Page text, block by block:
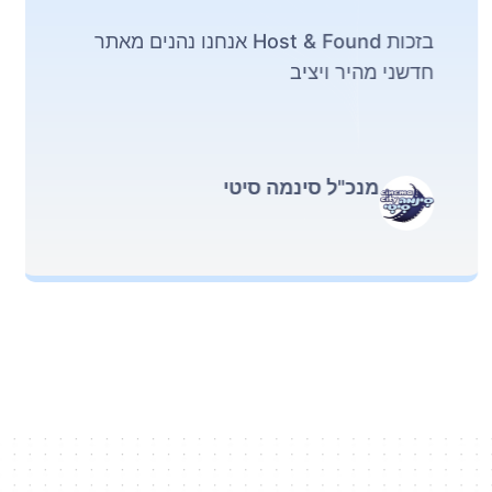
בזכות Host & Found אנחנו נהנים מאתר
חדשני מהיר ויציב
מנכ"ל סינמה סיטי